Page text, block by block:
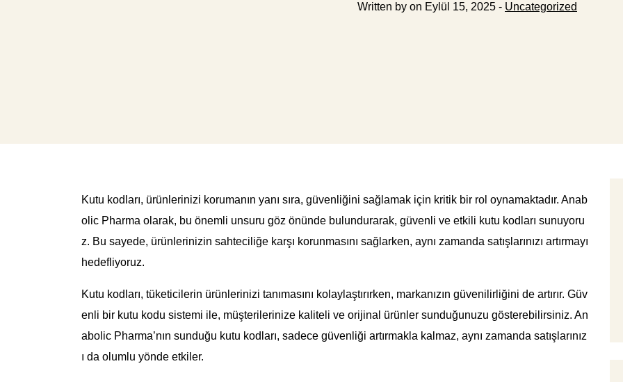
Written by on Eylül 15, 2025 - Uncategorized
Kutu kodları, ürünlerinizi korumanın yanı sıra, güvenliğini sağlamak için kritik bir rol oynamaktadır. Anab
olic Pharma olarak, bu önemli unsuru göz önünde bulundurarak, güvenli ve etkili kutu kodları sunuyoru
z. Bu sayede, ürünlerinizin sahteciliğe karşı korunmasını sağlarken, aynı zamanda satışlarınızı artırmayı
hedefliyoruz.
Kutu kodları, tüketicilerin ürünlerinizi tanımasını kolaylaştırırken, markanızın güvenilirliğini de artırır. Güv
enli bir kutu kodu sistemi ile, müşterilerinize kaliteli ve orijinal ürünler sunduğunuzu gösterebilirsiniz. An
abolic Pharma’nın sunduğu kutu kodları, sadece güvenliği artırmakla kalmaz, aynı zamanda satışlarınız
ı da olumlu yönde etkiler.